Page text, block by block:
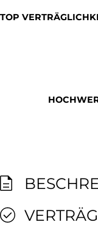
TOP